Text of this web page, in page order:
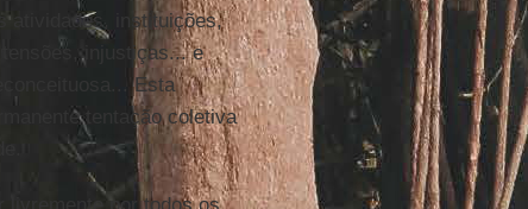
atividades, instituições,
injustiças... e
Esta
tentação coletiva